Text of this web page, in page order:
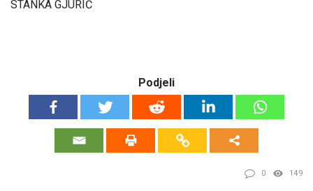
STANKA GJURIĆ
Podjeli
0 149